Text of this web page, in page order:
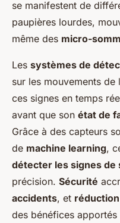
se manifestent de
paupières lourdes,
même des micro-
Les systèmes de
sur les mouvements de
ces signes en temps
avant que son état de
Grâce à des capteurs
de machine learning,
détecter les signes de
précision. Sécurité
accidents, et
des bénéfices